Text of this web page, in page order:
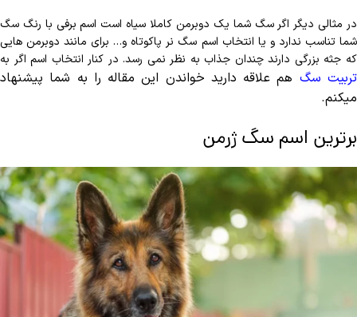
در مثالی دیگر اگر سگ شما یک دوبرمن کاملا سیاه است اسم برفی با رنگ سگ
شما تناسب ندارد و یا انتخاب اسم سگ نر پاکوتاه و… برای مانند دوبرمن‌ هایی
که جثه بزرگی دارند چندان جذاب به نظر نمی رسد. در کنار انتخاب اسم اگر به
تربیت سگ هم علاقه دارید خواندن این مقاله را به شما پیشنهاد
میکنم.
برترین اسم سگ ژرمن